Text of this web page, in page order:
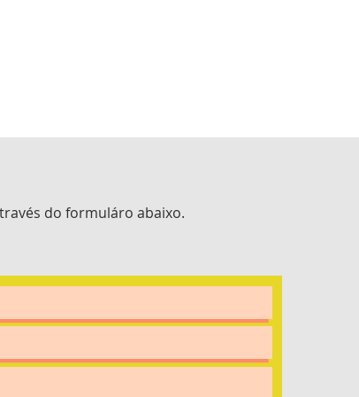
do formuláro abaixo.